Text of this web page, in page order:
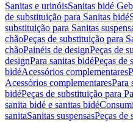
Sanitas e urinóisSanitas bidé
de substituição para Sanitas bidé
substituição para Sanitas
chãoPeças de substituição para
chãoPainéis de designPeças de
designPara sanitas bidéPeças de
bidéAcessórios complementares
Acessórios complementaresPara
bidéPeças de substituição para
sanita bidé e sanitas bidé
sanitaSanitas suspensasPeças de